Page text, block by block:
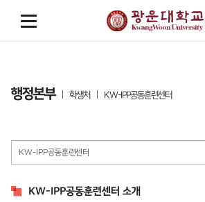
행정본부 학생처 KW-IPP공동훈련센터
KW-IPP공동훈련센터 소개